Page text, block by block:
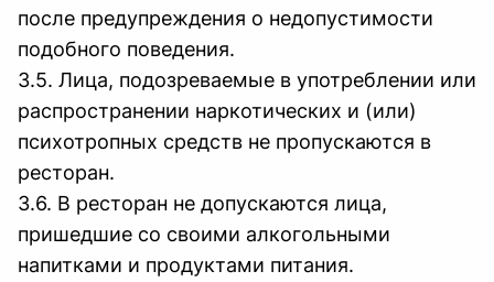
после предупреждения о недопустимости
подобного поведения.
3.5. Лица, подозреваемые в употреблении или
распространении наркотических и (или)
психотропных средств не пропускаются в
ресторан.
3.6. В ресторан не допускаются лица,
пришедшие со своими алкогольными
напитками и продуктами питания.